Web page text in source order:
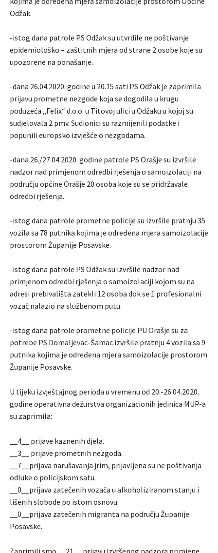
Odžak.
-istog dana patrole PS Odžak su utvrdile ne poštivanje
epidemiološko – zaštitnih mjera od strane 2 osobe koje su
upozorene na ponašanje.
-dana 26.04.2020. godine u 20.15 sati PS Odžak je zaprimila
prijavu prometne nezgode koja se dogodila u krugu
poduzeća „Felix“ d.o.o. u Titovoj ulici u Odžaku u kojoj su
sudjelovala 2 pmv. Sudionici su razmijenili podatke i
popunili europsko izvješće o nezgodama.
-dana 26./27.04.2020. godine patrole PS Orašje su izvršile
nadzor nad primjenom odredbi rješenja o samoizolaciji na
području općine Orašje 20 osoba koje su se pridržavale
odredbi rješenja.
-istog dana patrole prometne policije su izvršile pratnju 35
vozila sa 78 putnika kojima je određena mjera samoizolacije
prostorom Županije Posavske.
-istog dana patrole PS Odžak su izvršile nadzor nad
primjenom odredbi rješenja o samoizolaciji kojom su na
adresi prebivališta zatekli 12 osoba dok se 1 profesionalni
vozač nalazio na službenom putu.
-istog dana patrole prometne policije PU Orašje su za
potrebe PS Domaljevac-Šamac izvršile pratnju 4 vozila sa 9
putnika kojima je određena mjera samoizolacije prostorom
Županije Posavske.
U tijeku izvještajnog perioda u vremenu od 20.-26.04.2020.
godine operativna dežurstva organizacionih jedinica MUP-a
su zaprimila:
__4__ prijave kaznenih djela.
__3__ prijave prometnih nezgoda.
__7__prijava narušavanja jrim, prijavljena su ne poštivanja
odluke o policijskom satu.
__0__prijava zatečenih vozača u alkoholiziranom stanju i
lišenih slobode po istom osnovu.
__0__prijava zatečenih migranta na području Županije
Posavske.